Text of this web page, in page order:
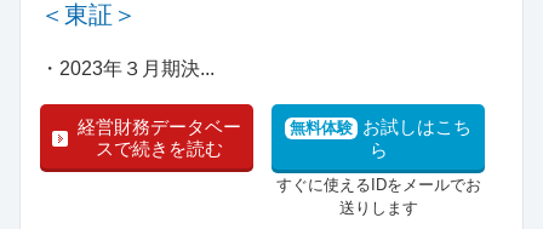
＜東証＞
・2023年３月期決...
経営財務データベー
スで続きを読む
無料体験 お試しはこち
ら
すぐに使えるIDをメールでお
送りします